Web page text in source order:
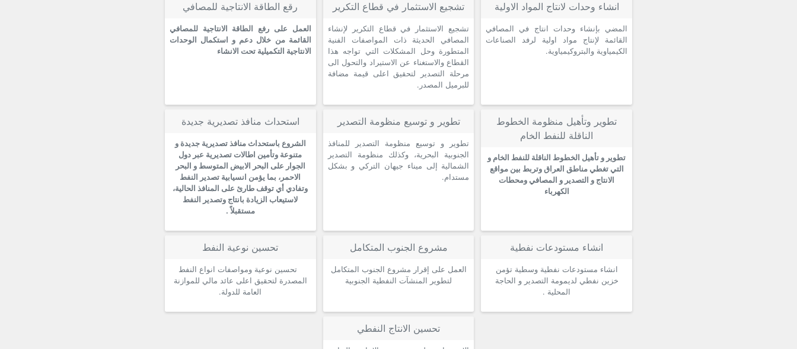
انشاء وحدات لانتاج المواد الاولية
المضي بإنشاء وحدات انتاج في المصافي
القائمة لإنتاج مواد اولية لرفد الصناعات
الكيمياوية والبتروكيمياوية.
تشجيع الاستثمار في قطاع التكرير
تشجيع الاستثمار في قطاع التكرير لإنشاء
المصافي الحديثة ذات المواصفات الفنية
المتطورة وحل المشكلات التي تواجه هذا
القطاع والاستغناء عن الاستيراد والتحول الى
مرحلة التصدير لتحقيق اعلى قيمة مضافة
للبرميل المصدر.
رقع الطاقة الانتاجية للمصافي
العمل على رفع الطاقة الانتاجية للمصافي
القائمة من خلال دعم و استكمال الوحدات
الانتاجية التكميلية تحت الانشاء
تطوير وتأهيل منظومة الخطوط
الناقلة للنفط الخام
تطوير و تأهيل الخطوط الناقلة للنفط الخام و
التي تغطي مناطق العراق وتربط بين مواقع
الانتاج و التصدير و المصافي ومحطات
الكهرباء
تطوير و توسيع منظومة التصدير
تطوير و توسيع منظومة التصدير للمنافذ
الجنوبية البحرية، وكذلك منظومة التصدير
الشمالية إلى ميناء جيهان التركي و بشكل
مستدام.
استحداث منافذ تصديرية جديدة
الشروع باستحداث منافذ تصديرية جديدة و
متنوعة وتأمين اطالات تصديرية عبر دول
الجوار على البحر الابيض المتوسط و البحر
الاحمر، بما يؤمن انسيابية تصدير النفط
وتفادي أي توقف طارئ على المنافذ الحالية،
لاستيعاب الزيادة بانتاج وتصدير النفط
مستقبلاً .
انشاء مستودعات نفطية
انشاء مستودعات نفطية وسطية تؤمن
خزين نفطي لديمومة التصدير و الحاجة
المحلية .
مشروع الجنوب المتكامل
العمل على إقرار مشروع الجنوب المتكامل
لتطوير المنشآت النفطية الجنوبية
تحسين نوعية النفط
تحسين نوعية ومواصفات انواع النفط
المصدرة لتحقيق اعلى عائد مالي للموازنة
العامة للدولة.
تحسين الانتاج النفطي